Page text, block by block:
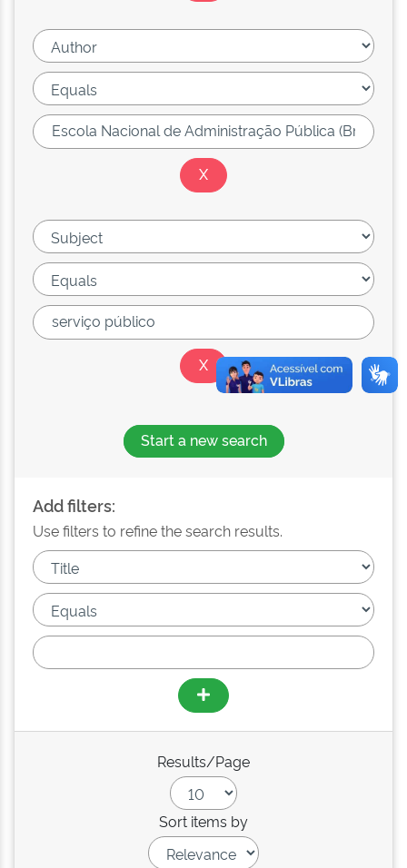
Start a new search
Add filters:
Use filters to refine the search results.
Results/Page
Sort items by